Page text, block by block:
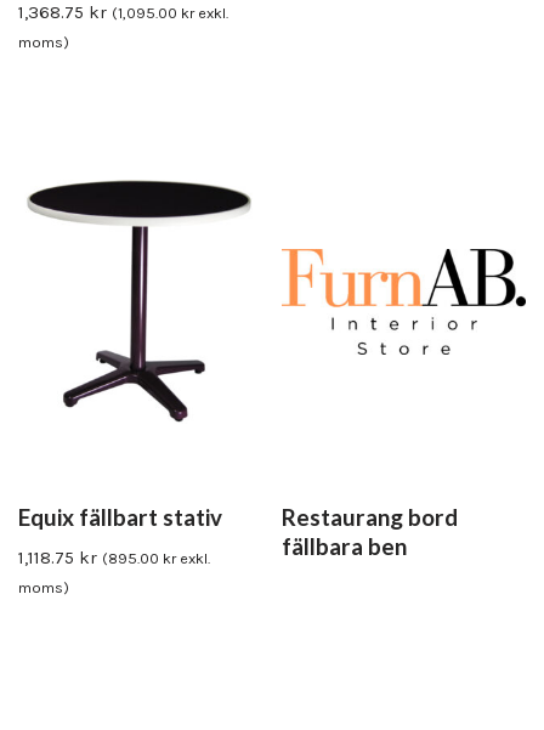
1,368.75 kr (1,095.00 krexkl.
moms)
Equix fällbart stativ
1,118.75 kr (895.00 krexkl.
moms)
Restaurang bord
fällbara ben